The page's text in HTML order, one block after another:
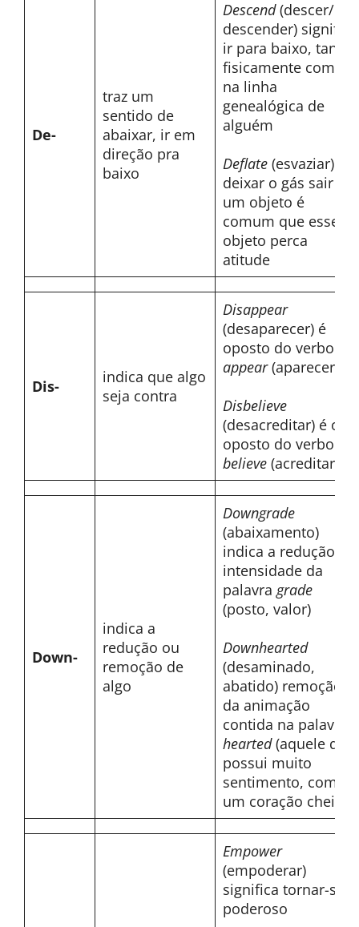
De-
traz um
sentido de
abaixar, ir em
direção pra
baixo
Descend(descer/
descender) significa
ir para baixo, tanto
fisicamente como
na linha
genealógica de
alguém
Deflate (esvaziar) ao
deixar o gás sair de
um objeto é
comum que esse
objeto perca
atitude
Dis-
indica que algo
seja contra
Disappear
(desaparecer) é
oposto do verbo
appear(aparecer)
Disbelieve
(desacreditar) é o
oposto do verbo
believe (acreditar)
Down-
indica a
redução ou
remoção de
algo
Downgrade
(abaixamento)
indica a redução da
intensidade da
palavra grade
(posto, valor)
Downhearted
(desaminado,
abatido) remoção
da animação
contida na palavra
hearted(aquele que
possui muito
sentimento, com
um coração cheio)
Empower
(empoderar)
significa tornar-se
poderoso